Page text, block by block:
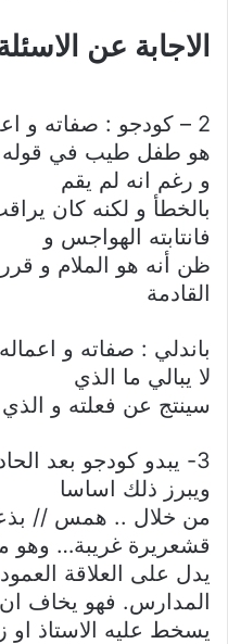
الاجابة عن
2 – كودجو : صفاته و اعماله
هو طفل طيب في قوله
و رغم انه لم يقم
بالخطأ و لكنه كان
فانتابته الهواجس و
ظن أنه هو الملام و
القادمة
باندلي : صفاته و
لا يبالي ما الذي
سينتج عن فعلته و
3- يبدو كودجو بعد
ويبرز ذلك اساسا
من خلال .. همس //
قشعريرة غريبة… وهو
يدل على العلاقة
المدارس. فهو يخاف ان
يسخط عليه الاستاذ او